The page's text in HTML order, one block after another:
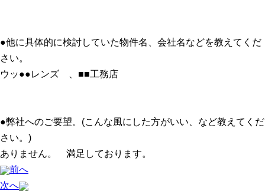
●他に具体的に検討していた物件名、会社名などを教えてくだ
さい。
ウッ●●レンズ 、■■工務店
●弊社へのご要望。(こんな風にした方がいい、など教えてくだ
さい。)
ありません。 満足しております。
前へ
次へ